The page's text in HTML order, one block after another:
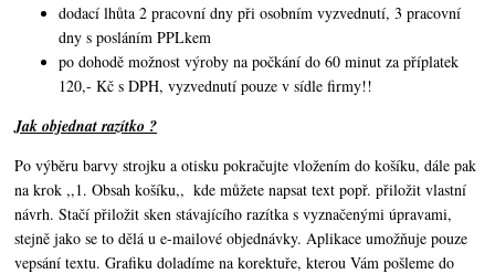
dodací lhůta 2 pracovní dny při osobním vyzvednutí, 3 pracovní
dny s posláním PPLkem
po dohodě možnost výroby na počkání do 60 minut za příplatek
120,- Kč s DPH, vyzvednutí pouze v sídle firmy!!
Jak objednat razítko ?
Po výběru barvy strojku a otisku pokračujte vložením do košíku, dále pak
na krok ,,1. Obsah košíku,, kde můžete napsat text popř. přiložit vlastní
návrh. Stačí přiložit sken stávajícího razítka s vyznačenými úpravami,
stejně jako se to dělá u e-mailové objednávky. Aplikace umožňuje pouze
vepsání textu. Grafiku doladíme na korektuře, kterou Vám pošleme do